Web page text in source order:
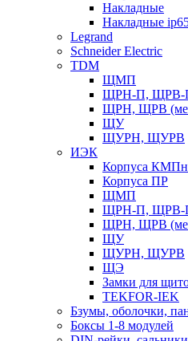
Накладные
Накладные
Legrand
Schneider Electric
TDM
ЩМП
ЩРН-П, ЩРВ-П
ЩРН, ЩРВ
ЩУ
ЩУРН, ЩУРВ
ИЭК
Корпуса
Корпуса ПР
ЩМП
ЩРН-П, ЩРВ-П
ЩРН, ЩРВ
ЩУ
ЩУРН, ЩУРВ
ЩЭ
Замки для
TEKFOR-IEK
Бзумы, оболочки,
Боксы 1-8 модулей